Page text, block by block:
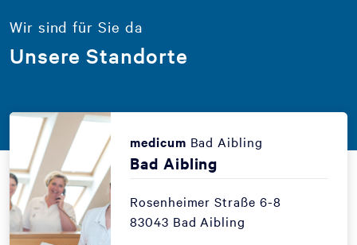
Wir sind für Sie da
Unsere Standorte
medicum Bad Aibling
Bad Aibling
Rosenheimer Straße 6-8
83043 Bad Aibling